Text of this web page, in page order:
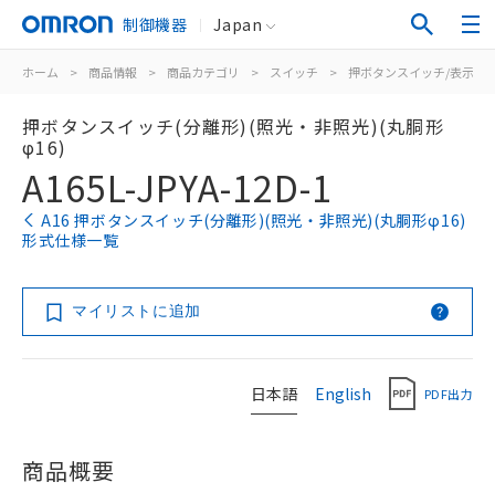
制御機器 Japan
ホーム > 商品情報 > 商品カテゴリ > スイッチ > 押ボタンスイッチ/表示灯
押ボタンスイッチ(分離形)(照光・非照光)(丸胴形
φ16)
A165L-JPYA-12D-1
A16 押ボタンスイッチ(分離形)(照光・非照光)(丸胴形φ16)
形式仕様一覧
マイリストに追加
日本語 English PDF出力
商品概要